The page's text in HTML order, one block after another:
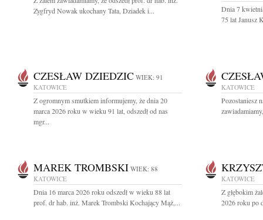
Zygfryd Nowak ukochany Tata, Dziadek i...
Dnia 7
75 lat Janusz
CZESŁAW DZIEDZIC WIEK: 91
KATOWICE
Z ogromnym smutkiem informujemy, że dnia 20
marca 2026 roku w wieku 91 lat, odszedł od nas
mgr...
KATOWICE
Pozostaniesz
MAREK TROMBSKI WIEK: 88
KATOWICE
Dnia 16 marca 2026 roku odszedł w wieku 88 lat
prof. dr hab. inż. Marek Trombski Kochający Mąż,...
KATOWICE
Z głębokim
2026 roku po